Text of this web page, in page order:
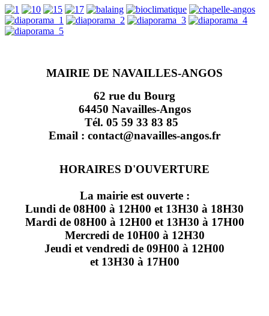
MAIRIE DE NAVAILLES-ANGOS
62 rue du Bourg
64450 Navailles-Angos
Tél. 05 59 33 83 85
Email : contact@navailles-angos.fr
HORAIRES D'OUVERTURE
La mairie est ouverte :
Lundi de 08H00 à 12H00 et 13H30 à 18H30
Mardi de 08H00 à 12H00 et 13H30 à 17H00
Mercredi de 10H00 à 12H30
Jeudi et vendredi de 09H00 à 12H00
et 13H30 à 17H00